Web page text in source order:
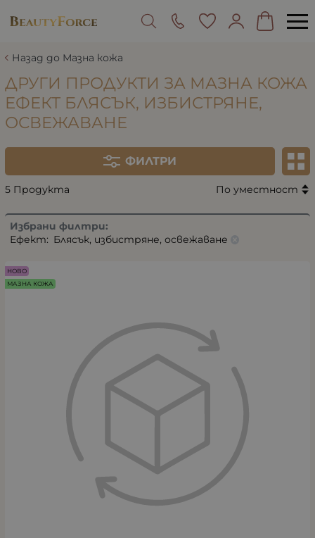
Назад до Мазна кожа
ДРУГИ ПРОДУКТИ ЗА МАЗНА КОЖА
ЕФЕКТ БЛЯСЪК, ИЗБИСТРЯНЕ,
ОСВЕЖАВАНЕ
ФИЛТРИ
5 Продукта По уместност
Избрани филтри:
Ефект: Блясък, избистряне, освежаване
НОВО
МАЗНА КОЖА